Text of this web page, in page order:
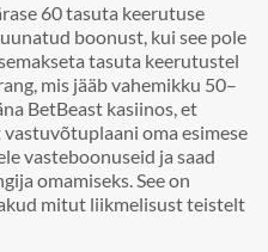
60 tasuta keerutuse
boonust, kui see pole
tasuta keerutustel
mis jääb vahemikku 50–
BetBeast kasiinos, et
oma esimese
vasteboonuseid ja saad
omamiseks.See on
mitut liikmelisust teistelt